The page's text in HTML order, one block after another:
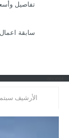
تفاصيل
سابقة
الأرشيف سبتمبر